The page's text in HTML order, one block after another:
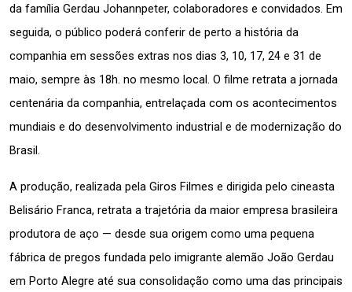
da família Gerdau Johannpeter, colaboradores e convidados. Em
seguida, o público poderá conferir de perto a história da
companhia em sessões extras nos dias 3, 10, 17, 24 e 31 de
maio, sempre às 18h. no mesmo local. O filme retrata a jornada
centenária da companhia, entrelaçada com os acontecimentos
mundiais e do desenvolvimento industrial e de modernização do
Brasil.
A produção, realizada pela Giros Filmes e dirigida pelo cineasta
Belisário Franca, retrata a trajetória da maior empresa brasileira
produtora de aço — desde sua origem como uma pequena
fábrica de pregos fundada pelo imigrante alemão João Gerdau
em Porto Alegre até sua consolidação como uma das principais